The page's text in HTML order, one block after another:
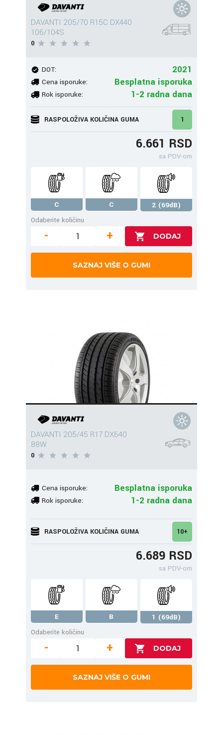
DAVANTI 205/70 R15C DX440
106/104S
0
DOT: 2021
Cena isporuke: Besplatna isporuka
Rok isporuke: 1-2 radna dana
RASPOLOŽIVA KOLIČINA GUMA 1
6.661 RSD
sa PDV-om
C C
2 (69dB)
Odaberite količinu
- +
SAZNAJ VIŠE O GUMI
DAVANTI 205/45 R17 DX640
88W
0
Cena isporuke: Besplatna isporuka
Rok isporuke: 1-2 radna dana
RASPOLOŽIVA KOLIČINA GUMA 10+
6.689 RSD
sa PDV-om
E B
1 (69dB)
Odaberite količinu
- +
SAZNAJ VIŠE O GUMI